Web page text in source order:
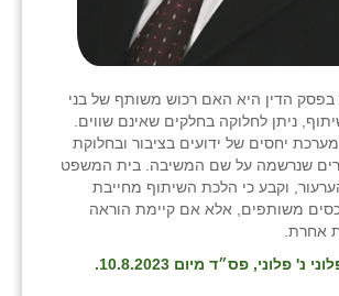
הדין היא האם רכוש משותף של בני
ניתן לחלוקה בחלקים שאינם שווים.
יחסים של ידועים בציבור ובחלוקת
שנרשמה על שם המשיבה. בית המשפט
וקבע כי הלכת השיתוף מחייבת
משותפים, אלא אם קיימת הוראה
אחרת.
10.8.2023.